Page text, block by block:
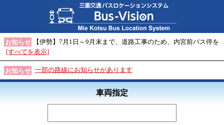
お知らせ
【伊勢】7月1日～9月末まで、道路工事のため、内宮前バス停を
[すべてを表示]
お知らせ 一部の路線にお知らせがあります
車両指定